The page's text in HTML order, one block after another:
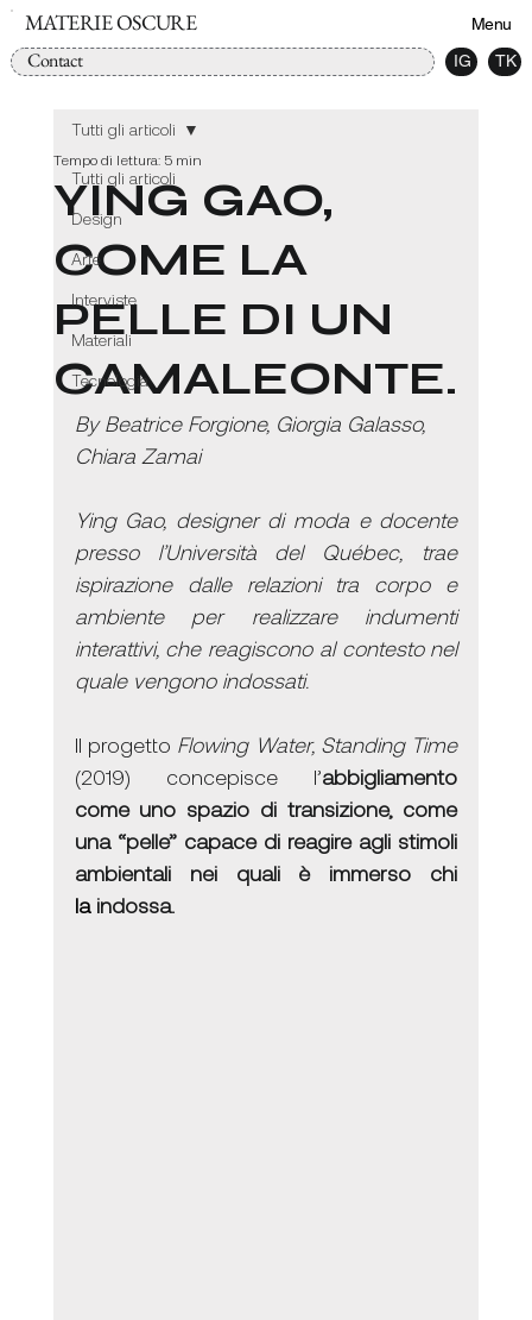
Menu
MATERIE OSCURE
Contact IG TK
Tutti gli articoli
Design
Arte
Interviste
Materiali
Tecnologia
Tutti gli articoli
YING GAO,
COME LA
PELLE DI UN
CAMALEONTE.
Tempo di lettura: 5 min
By Beatrice Forgione, Giorgia Galasso,
Chiara Zamai
Ying Gao, designer di moda e docente
presso l’Università del Québec, trae
ispirazione dalle relazioni tra corpo e
ambiente per realizzare indumenti
interattivi, che reagiscono al contesto nel
quale vengono indossati.
Il progetto Flowing Water, Standing Time
(2019) concepisce l’abbigliamento
come uno spazio di transizione, come
una “pelle” capace di reagire agli stimoli
la indossa.